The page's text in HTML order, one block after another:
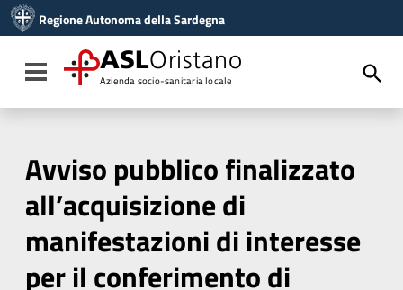
Vai al menu di navigazione
Vai al footer
Regione Autonoma della Sardegna
Toggle navigation
ASLOristano
Azienda socio-sanitaria locale
Avviso pubblico finalizzato
all’acquisizione di
manifestazioni di interesse
per il conferimento di